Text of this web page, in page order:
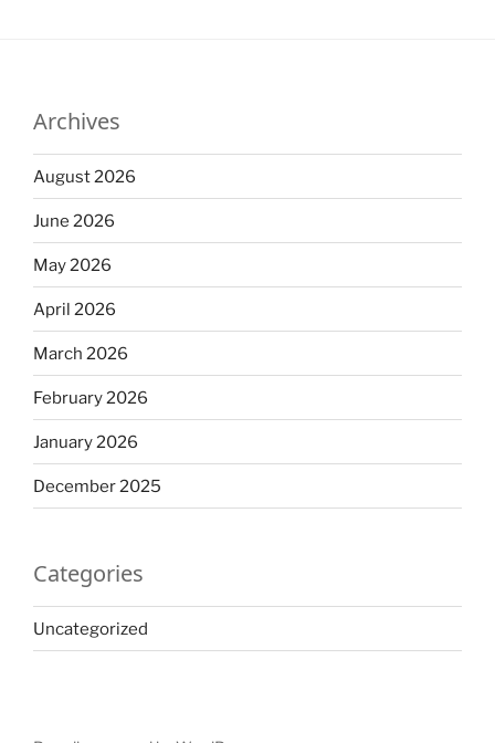
Archives
August 2026
June 2026
May 2026
April 2026
March 2026
February 2026
January 2026
December 2025
Categories
Uncategorized